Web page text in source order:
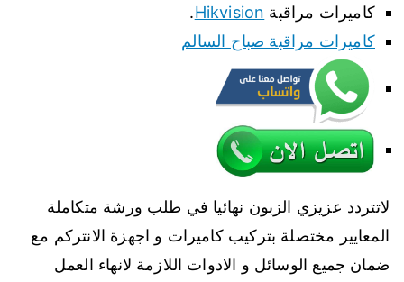
كاميرات مراقبة Hikvision
.
كاميرات مراقبة صباح السالم
لاتتردد عزيزي الزبون نهائيا في طلب ورشة متكاملة
المعايير مختصلة بتركيب كاميرات و اجهزة الانتركم مع
ضمان جميع الوسائل و الادوات اللازمة لانهاء العمل